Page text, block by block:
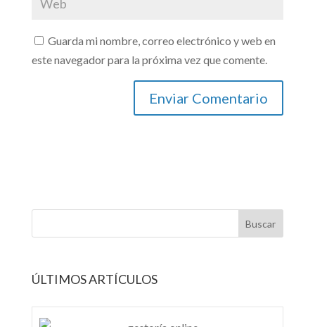
Guarda mi nombre, correo electrónico y web en
este navegador para la próxima vez que comente.
ÚLTIMOS ARTÍCULOS